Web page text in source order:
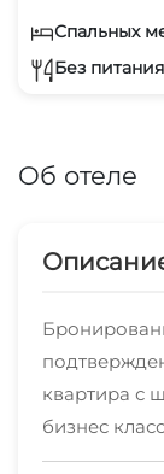
Спальных
Без питания
Об отеле
квартира с
бизнес
доплатой